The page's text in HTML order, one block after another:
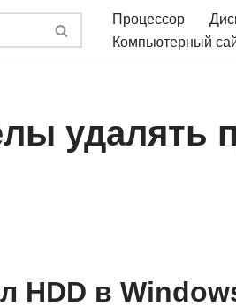
Процессор
Компьютерный
удалять
HDD в